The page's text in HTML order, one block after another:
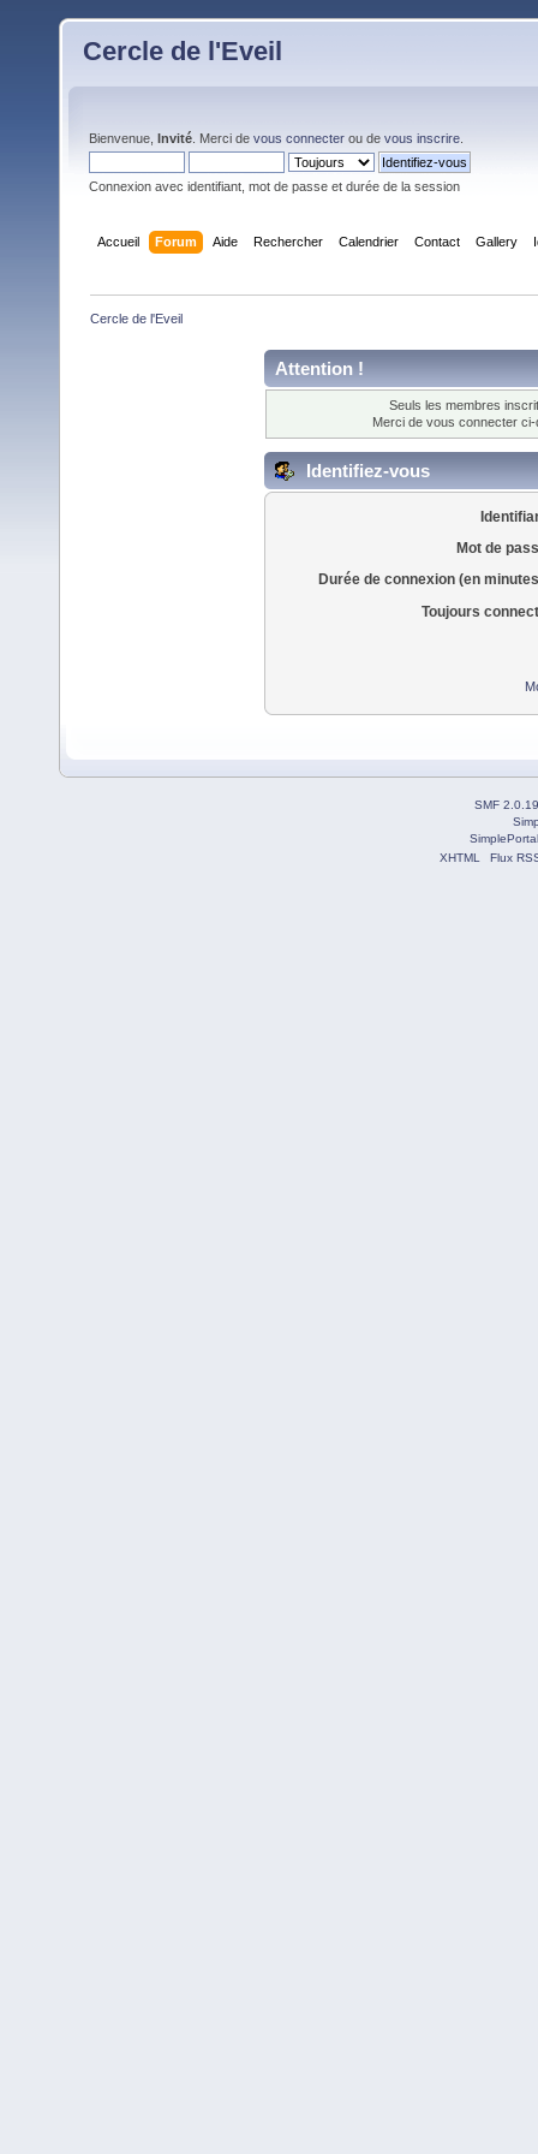
Cercle de l'Eveil
Bienvenue, Invité . Merci de vous connecter ou de vous inscrire
Connexion avec identifiant, mot de passe et durée de la session
Accueil Forum Aide Rechercher Calendrier Contact Gallery
Cercle de l'Eveil
Attention !
Seuls les membres
Merci de vous connecter
Identifiez-vous
Mot de
Durée de connexion (en
Toujours
SMF 2.0.19
XHTML
Flux